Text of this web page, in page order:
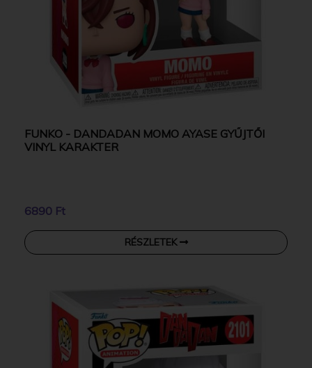
FUNKO - DANDADAN MOMO AYASE GYŰJTŐI
VINYL KARAKTER
6890 Ft
RÉSZLETEK